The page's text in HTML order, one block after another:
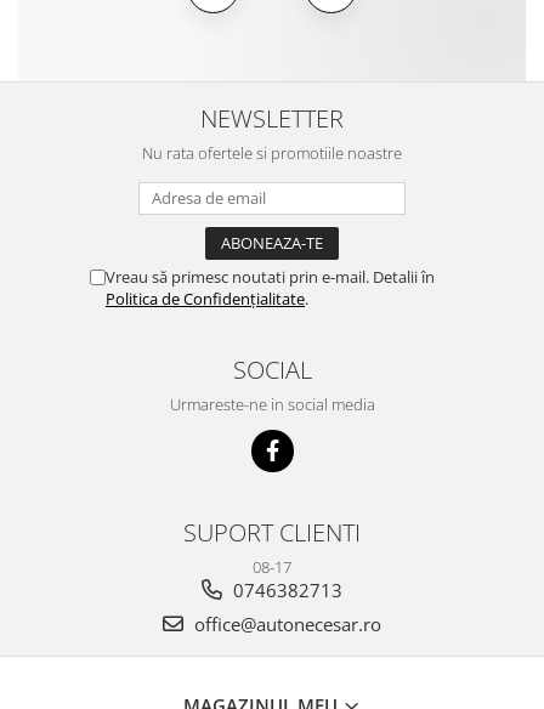
NEWSLETTER
Nu rata ofertele si promotiile noastre
Vreau să primesc noutati prin e-mail. Detalii în
Politica de Confidențialitate.
SOCIAL
Urmareste-ne in social media
SUPORT CLIENTI
08-17
0746382713
office@autonecesar.ro